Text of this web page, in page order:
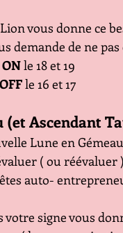
vous donne ce
demande de ne
le 18 et 19
le 16 et 17
(et Ascendant
Lune en
( ou réévaluer
auto-
votre signe vous